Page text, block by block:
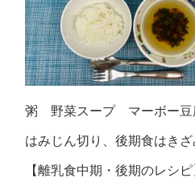
粥 野菜スープ マーボー豆
はみじん切り、後期食はきざ
【離乳食中期・後期のレシピ